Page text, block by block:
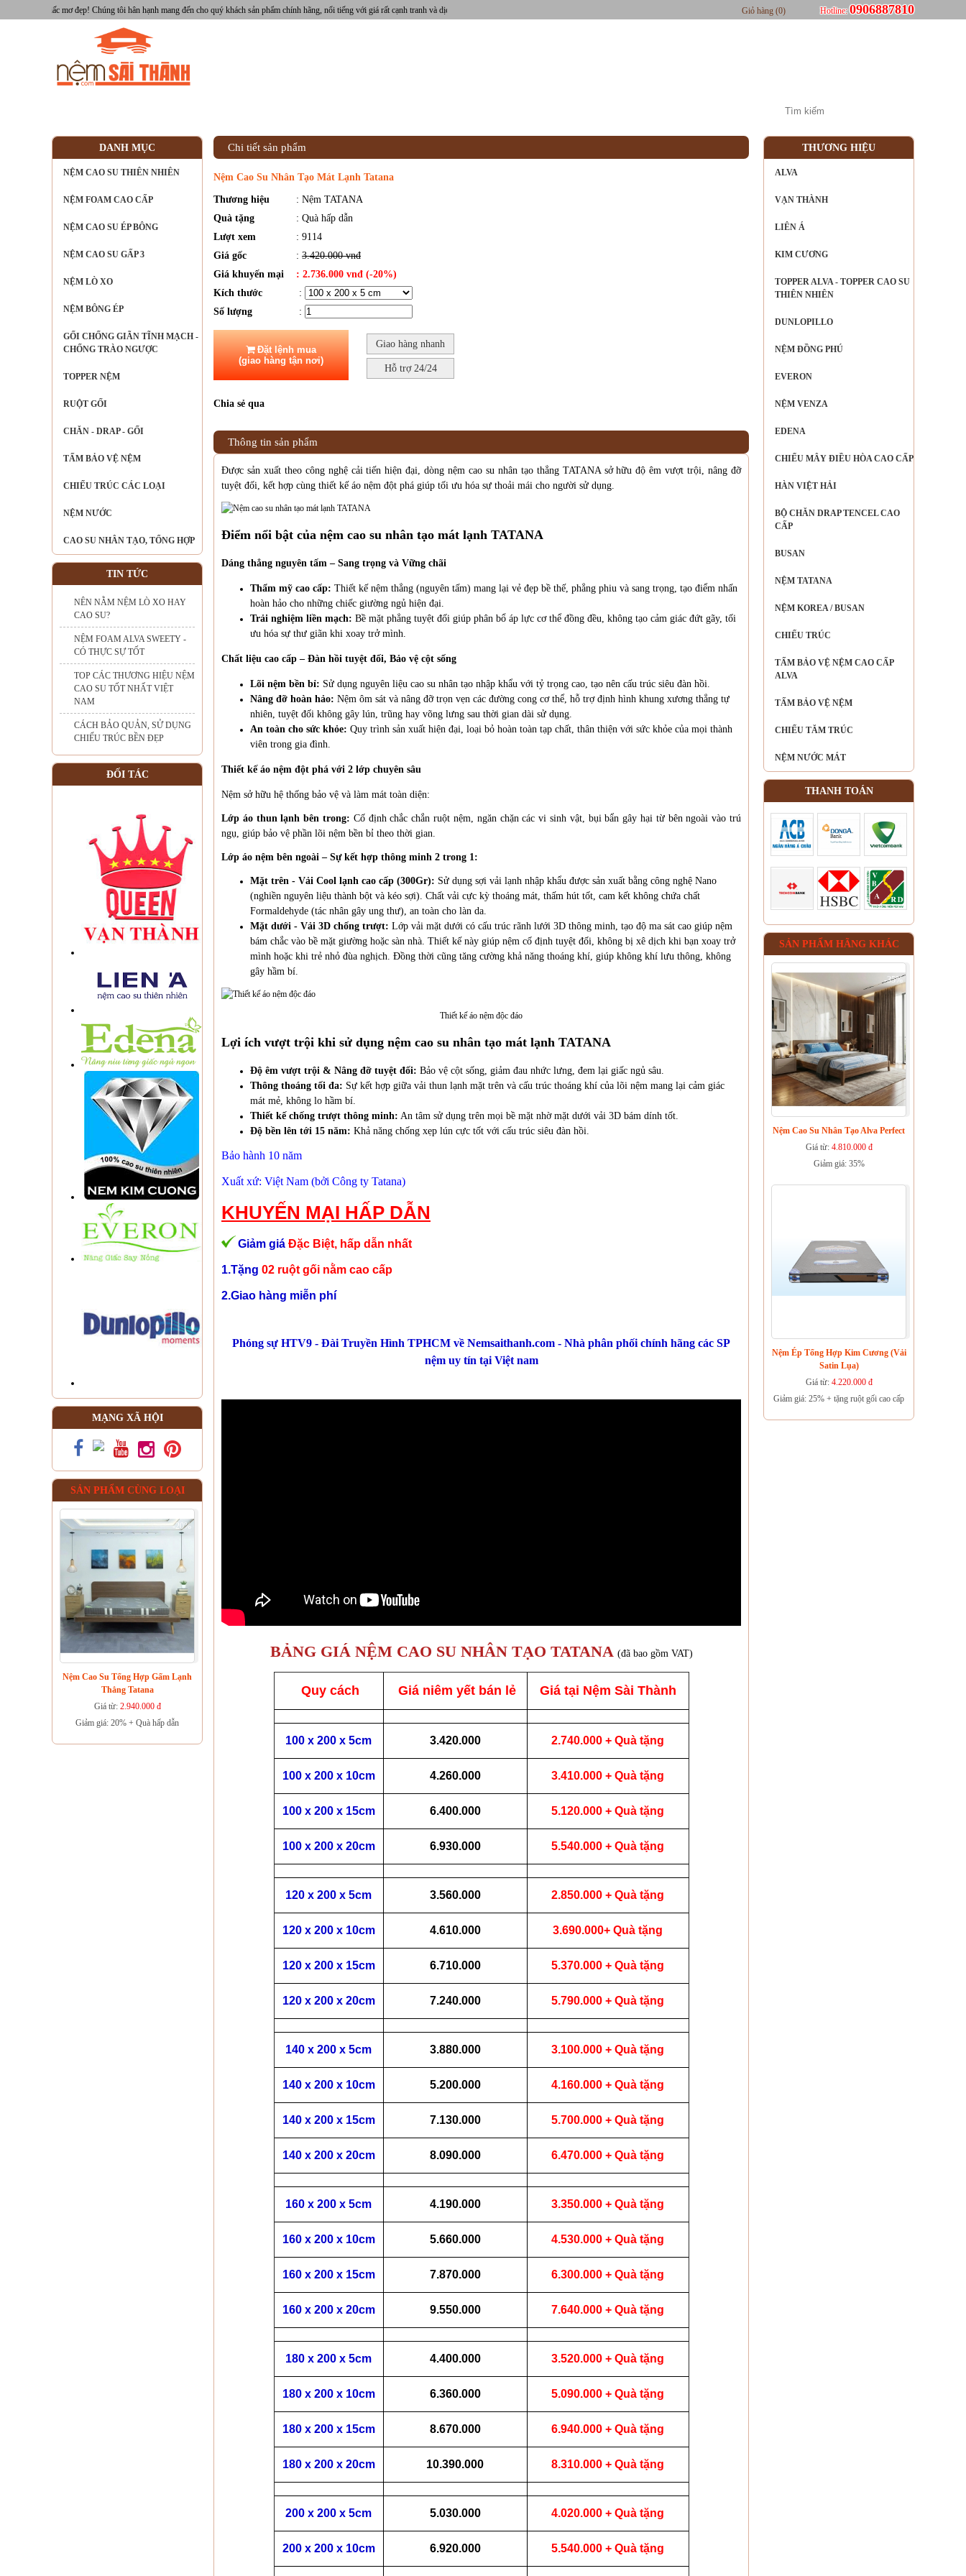
giấc mơ đẹp! Chúng tôi hân hạnh mang đến cho quý khách sản phẩm chính hãng, nổi tiếng với giá rất cạnh tranh và dịch vụ hoàn hảo! Giỏ hàng (0) Hotline:0906887810
DANH MỤC
NỆM CAO SU THIÊN NHIÊN
NỆM FOAM CAO CẤP
NỆM CAO SU ÉP BÔNG
NỆM CAO SU GẤP 3
NỆM LÒ XO
NỆM BÔNG ÉP
GỐI CHỐNG GIÃN TĨNH MẠCH -
CHỐNG TRÀO NGƯỢC
TOPPER NỆM
RUỘT GỐI
CHĂN - DRAP - GỐI
TẤM BẢO VỆ NỆM
CHIẾU TRÚC CÁC LOẠI
NỆM NƯỚC
CAO SU NHÂN TẠO, TỔNG HỢP
TIN TỨC
NÊN NẰM NỆM LÒ XO HAY
CAO SU?
NỆM FOAM ALVA SWEETY -
CÓ THỰC SỰ TỐT
TOP CÁC THƯƠNG HIỆU NỆM
CAO SU TỐT NHẤT VIỆT
NAM
CÁCH BẢO QUẢN, SỬ DỤNG
CHIẾU TRÚC BỀN ĐẸP
ĐỐI TÁC
MẠNG XÃ HỘI
SẢN PHẨM CÙNG LOẠI
-20%
Nệm Cao Su Tổng Hợp Gấm Lạnh
Thẳng Tatana
Giá từ: 2.940.000 đ
Giảm giá: 20% + Quà hấp dẫn
Chi tiết sản phẩm
Nệm Cao Su Nhân Tạo Mát Lạnh Tatana
Thương hiệu
: Nệm TATANA
Quà tặng
: Quà hấp dẫn
Lượt xem
: 9114
Giá gốc
: 3.420.000 vnđ
Giá khuyến mại
: 2.736.000 vnđ (-20%)
Kích thước
:
Số lượng
:
Đặt lệnh mua
(giao hàng tận nơi)
Giao hàng nhanh
Hỗ trợ 24/24
Chia sẻ qua
Thông tin sản phẩm
Được sản xuất theo công nghệ cải tiến hiện đại, dòng nệm cao su nhân tạo thẳng TATANA sở hữu độ êm vượt trội, nâng đỡ
tuyệt đối, kết hợp cùng thiết kế áo nệm đột phá giúp tối ưu hóa sự thoải mái cho người sử dụng.
Điểm nổi bật của nệm cao su nhân tạo mát lạnh TATANA
Dáng thẳng nguyên tấm – Sang trọng và Vững chãi
Thẩm mỹ cao cấp: Thiết kế nệm thẳng (nguyên tấm) mang lại vẻ đẹp bề thế, phẳng phiu và sang trọng, tạo điểm nhấn
hoàn hảo cho những chiếc giường ngủ hiện đại.
Trải nghiệm liền mạch: Bề mặt phẳng tuyệt đối giúp phân bổ áp lực cơ thể đồng đều, không tạo cảm giác đứt gãy, tối
ưu hóa sự thư giãn khi xoay trở mình.
Chất liệu cao cấp – Đàn hồi tuyệt đối, Bảo vệ cột sống
Lõi nệm bền bỉ: Sử dụng nguyên liệu cao su nhân tạo nhập khẩu với tỷ trọng cao, tạo nên cấu trúc siêu đàn hồi.
Nâng đỡ hoàn hảo: Nệm ôm sát và nâng đỡ trọn vẹn các đường cong cơ thể, hỗ trợ định hình khung xương thẳng tự
nhiên, tuyệt đối không gây lún, trũng hay võng lưng sau thời gian dài sử dụng.
An toàn cho sức khỏe: Quy trình sản xuất hiện đại, loại bỏ hoàn toàn tạp chất, thân thiện với sức khỏe của mọi thành
viên trong gia đình.
Thiết kế áo nệm đột phá với 2 lớp chuyên sâu
Nệm sở hữu hệ thống bảo vệ và làm mát toàn diện:
Lớp áo thun lạnh bên trong: Cố định chắc chắn ruột nệm, ngăn chặn các vi sinh vật, bụi bẩn gây hại từ bên ngoài vào trú
ngụ, giúp bảo vệ phần lõi nệm bền bỉ theo thời gian.
Lớp áo nệm bên ngoài – Sự kết hợp thông minh 2 trong 1:
Mặt trên - Vải Cool lạnh cao cấp (300Gr): Sử dụng sợi vải lạnh nhập khẩu được sản xuất bằng công nghệ Nano
(nghiền nguyên liệu thành bột và kéo sợi). Chất vải cực kỳ thoáng mát, thấm hút tốt, cam kết không chứa chất
Formaldehyde (tác nhân gây ung thư), an toàn cho làn da.
Mặt dưới - Vải 3D chống trượt: Lớp vải mặt dưới có cấu trúc rãnh lưới 3D thông minh, tạo độ ma sát cao giúp nệm
bám chắc vào bề mặt giường hoặc sàn nhà. Thiết kế này giúp nệm cố định tuyệt đối, không bị xê dịch khi bạn xoay trở
mình hoặc khi trẻ nhỏ đùa nghịch. Đồng thời cũng tăng cường khả năng thoáng khí, giúp không khí lưu thông, không
gây hầm bí.
Thiết kế áo nệm độc đáo
Lợi ích vượt trội khi sử dụng nệm cao su nhân tạo mát lạnh TATANA
Độ êm vượt trội & Nâng đỡ tuyệt đối: Bảo vệ cột sống, giảm đau nhức lưng, đem lại giấc ngủ sâu.
Thông thoáng tối đa: Sự kết hợp giữa vải thun lạnh mặt trên và cấu trúc thoáng khí của lõi nệm mang lại cảm giác
mát mẻ, không lo hầm bí.
Thiết kế chống trượt thông minh: An tâm sử dụng trên mọi bề mặt nhờ mặt dưới vải 3D bám dính tốt.
Độ bền lên tới 15 năm: Khả năng chống xẹp lún cực tốt với cấu trúc siêu đàn hồi.
Bảo hành 10 năm
Xuất xứ: Việt Nam (bởi Công ty Tatana)
KHUYẾN MẠI HẤP DẪN
Giảm giá Đặc Biệt, hấp dẫn nhất
1.Tặng 02 ruột gối nằm cao cấp
2.Giao hàng miễn phí
Phóng sự HTV9 - Đài Truyền Hình TPHCM về Nemsaithanh.com - Nhà phân phối chính hãng các SP
nệm uy tín tại Việt nam
BẢNG GIÁ NỆM CAO SU NHÂN TẠO TATANA (đã bao gồm VAT)
Quy cách Giá niêm yết bán lẻ Giá tại Nệm Sài Thành
100 x 200 x 5cm 3.420.000 2.740.000 + Quà tặng
100 x 200 x 10cm 4.260.000 3.410.000 + Quà tặng
100 x 200 x 15cm 6.400.000 5.120.000 + Quà tặng
100 x 200 x 20cm 6.930.000 5.540.000 + Quà tặng
120 x 200 x 5cm 3.560.000 2.850.000 + Quà tặng
120 x 200 x 10cm 4.610.000 3.690.000+ Quà tặng
120 x 200 x 15cm 6.710.000 5.370.000 + Quà tặng
120 x 200 x 20cm 7.240.000 5.790.000 + Quà tặng
140 x 200 x 5cm 3.880.000 3.100.000 + Quà tặng
140 x 200 x 10cm 5.200.000 4.160.000 + Quà tặng
140 x 200 x 15cm 7.130.000 5.700.000 + Quà tặng
140 x 200 x 20cm 8.090.000 6.470.000 + Quà tặng
160 x 200 x 5cm 4.190.000 3.350.000 + Quà tặng
160 x 200 x 10cm 5.660.000 4.530.000 + Quà tặng
160 x 200 x 15cm 7.870.000 6.300.000 + Quà tặng
160 x 200 x 20cm 9.550.000 7.640.000 + Quà tặng
180 x 200 x 5cm 4.400.000 3.520.000 + Quà tặng
180 x 200 x 10cm 6.360.000 5.090.000 + Quà tặng
180 x 200 x 15cm 8.670.000 6.940.000 + Quà tặng
180 x 200 x 20cm 10.390.000 8.310.000 + Quà tặng
200 x 200 x 5cm 5.030.000 4.020.000 + Quà tặng
200 x 200 x 10cm 6.920.000 5.540.000 + Quà tặng
THƯƠNG HIỆU
ALVA
VẠN THÀNH
LIÊN Á
KIM CƯƠNG
TOPPER ALVA - TOPPER CAO SU
THIÊN NHIÊN
DUNLOPILLO
NỆM ĐỒNG PHÚ
EVERON
NỆM VENZA
EDENA
CHIẾU MÂY ĐIỀU HÒA CAO CẤP
HÀN VIỆT HẢI
BỘ CHĂN DRAP TENCEL CAO
CẤP
BUSAN
NỆM TATANA
NỆM KOREA / BUSAN
CHIẾU TRÚC
TẤM BẢO VỆ NỆM CAO CẤP
ALVA
TẤM BẢO VỆ NỆM
CHIẾU TĂM TRÚC
NỆM NƯỚC MÁT
THANH TOÁN
SẢN PHẨM HÃNG KHÁC
-35%
Nệm Cao Su Nhân Tạo Alva Perfect
Giá từ: 4.810.000 đ
Giảm giá: 35%
Nệm Ép Tổng Hợp Kim Cương (vải
Satin Lụa)
Giá từ: 4.220.000 đ
Giảm giá: 25% + tặng ruột gối cao cấp